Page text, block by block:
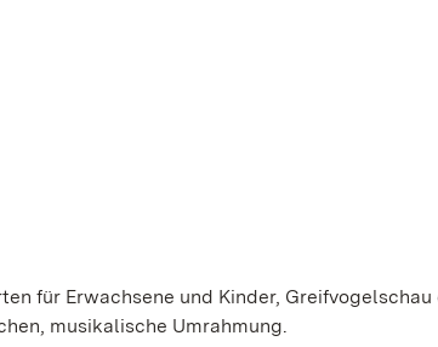
für Erwachsene und Kinder, Greifvogelschau
musikalische Umrahmung.